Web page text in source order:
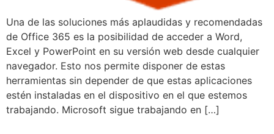
Una de las soluciones más aplaudidas y recomendadas
de Office 365 es la posibilidad de acceder a Word,
Excel y PowerPoint en su versión web desde cualquier
navegador. Esto nos permite disponer de estas
herramientas sin depender de que estas aplicaciones
estén instaladas en el dispositivo en el que estemos
trabajando. Microsoft sigue trabajando en […]